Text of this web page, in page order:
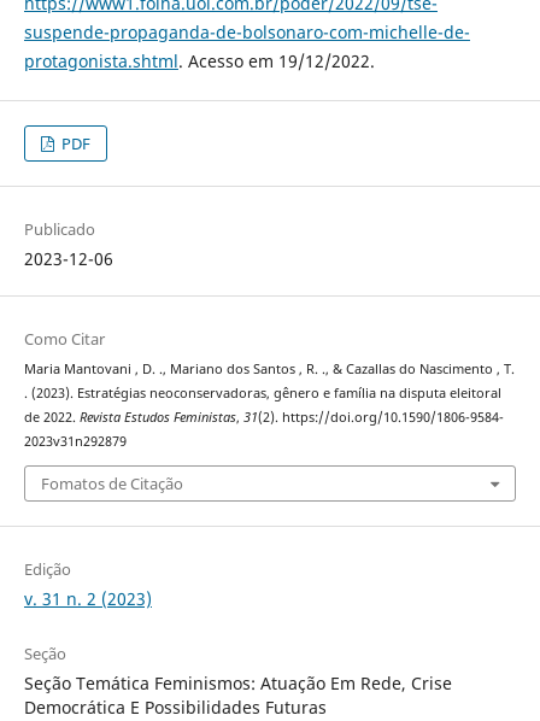
suspende-propaganda-de-bolsonaro-com-michelle-de-
protagonista.shtml. Acesso em 19/12/2022.
PDF
Publicado
2023-12-06
Como Citar
Maria Mantovani , D. ., Mariano dos Santos , R. ., & Cazallas do Nascimento , T.
. (2023). Estratégias neoconservadoras, gênero e família na disputa eleitoral
de 2022. Revista Estudos Feministas, 31(2). https://doi.org/10.1590/1806-9584-
2023v31n292879
Fomatos de Citação
Edição
v. 31 n. 2 (2023)
Seção
Seção Temática Feminismos: Atuação Em Rede, Crise
Democrática E Possibilidades Futuras